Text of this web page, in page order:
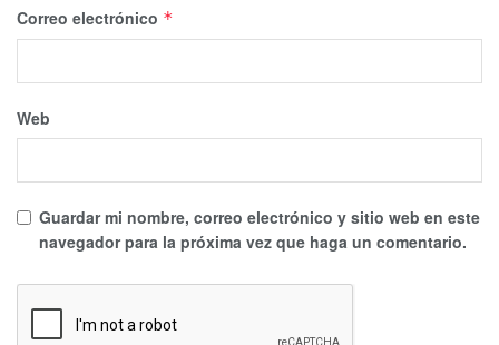
Correo electrónico *
Web
Guardar mi nombre, correo electrónico y sitio web en este
navegador para la próxima vez que haga un comentario.